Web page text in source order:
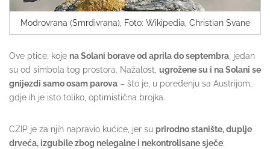
Modrovrana (Smrdivrana), Foto: Wikipedia, Christian Svane
Ove ptice, koje na Solani borave od aprila do septembra, jedan
su od simbola tog prostora. Nažalost, ugrožene su i na Solani se
gnijezdi samo osam parova – što je, u poređenju sa Austrijom,
gdje ih je isto toliko, optimistična brojka.
CZIP je za njih napravio kućice, jer su prirodno stanište, duplje
drveća, izgubile zbog nelegalne i nekontrolisane sječe.